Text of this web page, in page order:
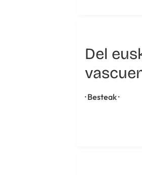
Del
· Besteak ·